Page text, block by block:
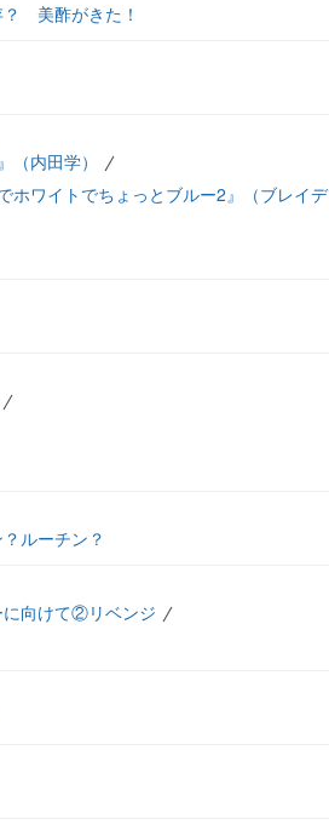
美酢がきた！
内田学）
ホワイトでちょっとブルー2』（ブレイデ
ルーチン？
に向けて②リベンジ